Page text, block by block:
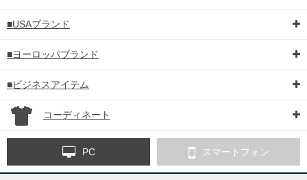
■USAブランド
■ヨーロッパブランド
■ビジネスアイテム
コーディネート
PC スマートフォン